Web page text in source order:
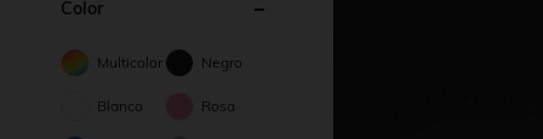
Color
Multicolor Negro
Blanco Rosa